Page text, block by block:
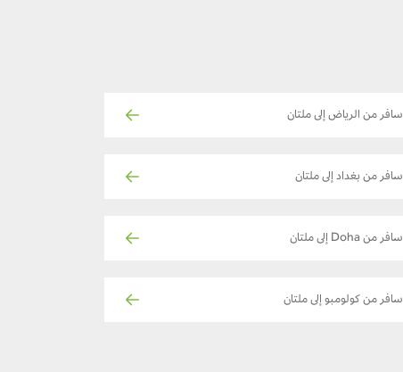
سافر من الرياض إلى ملتان
سافر من بغداد إلى ملتان
سافر من Doha إلى ملتان
سافر من كولومبو إلى ملتان